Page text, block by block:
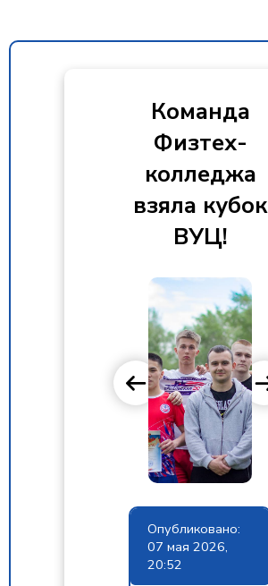
Команда
Физтех-
колледжа
взяла кубок
ВУЦ!
Опубликовано:
07 мая 2026,
20:52